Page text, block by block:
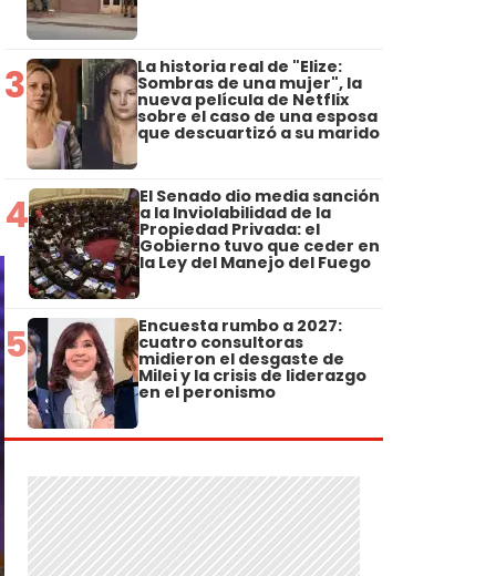
3 La historia real de "Elize:
Sombras de una mujer", la
nueva película de Netflix
sobre el caso de una esposa
que descuartizó a su marido
4 El Senado dio media sanción
a la Inviolabilidad de la
Propiedad Privada: el
Gobierno tuvo que ceder en
la Ley del Manejo del Fuego
5 Encuesta rumbo a 2027:
cuatro consultoras
midieron el desgaste de
Milei y la crisis de liderazgo
en el peronismo